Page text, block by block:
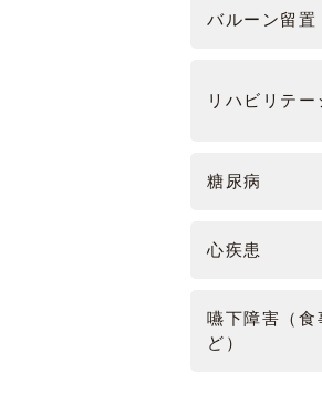
バルーン留置
リハビリテー
糖尿病
心疾患
嚥下障害（食
ど）